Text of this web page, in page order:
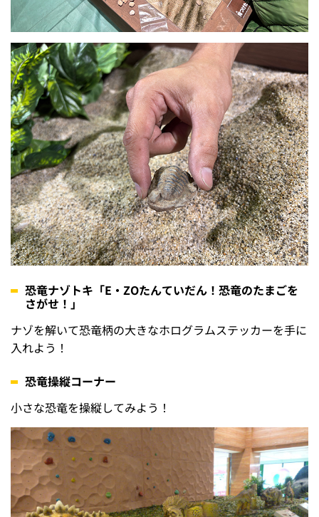
恐竜ナゾトキ「E・ZOたんていだん！恐竜のたまごを
さがせ！」
ナゾを解いて恐竜柄の大きなホログラムステッカーを手に
入れよう！
恐竜操縦コーナー
小さな恐竜を操縦してみよう！